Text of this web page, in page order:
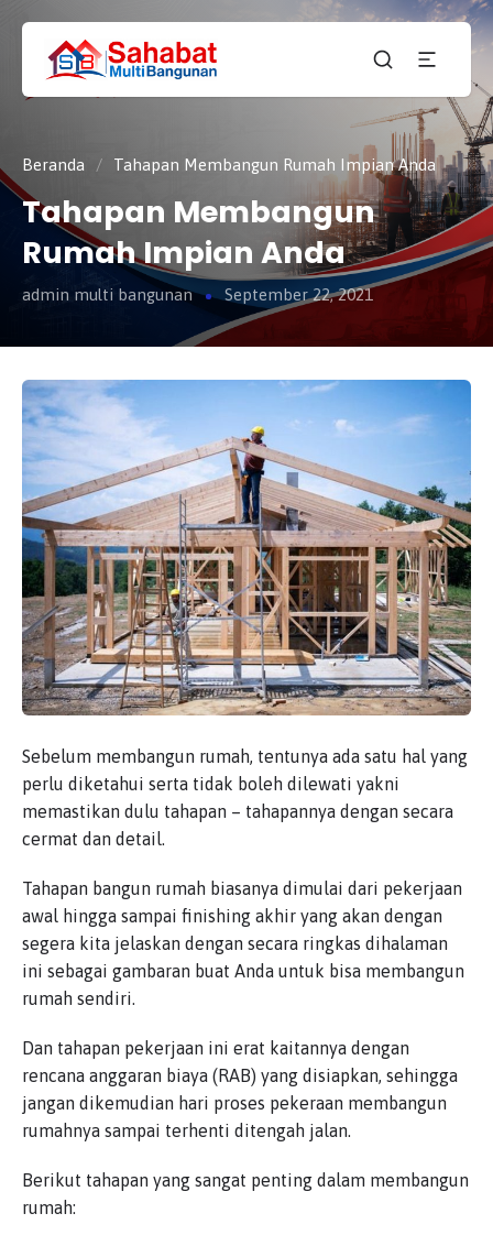
CV.
SAHABAT
MULTI
BANGUNAN
Sahabat
Pembangunan Anda
Beranda / Tahapan Membangun Rumah Impian Anda
Tahapan Membangun
Rumah Impian Anda
admin multi bangunan September 22, 2021
Sebelum membangun rumah, tentunya ada satu hal yang
perlu diketahui serta tidak boleh dilewati yakni
memastikan dulu tahapan – tahapannya dengan secara
cermat dan detail.
Tahapan bangun rumah biasanya dimulai dari pekerjaan
awal hingga sampai finishing akhir yang akan dengan
segera kita jelaskan dengan secara ringkas dihalaman
ini sebagai gambaran buat Anda untuk bisa membangun
rumah sendiri.
Dan tahapan pekerjaan ini erat kaitannya dengan
rencana anggaran biaya (RAB) yang disiapkan, sehingga
jangan dikemudian hari proses pekeraan membangun
rumahnya sampai terhenti ditengah jalan.
Berikut tahapan yang sangat penting dalam membangun
rumah: